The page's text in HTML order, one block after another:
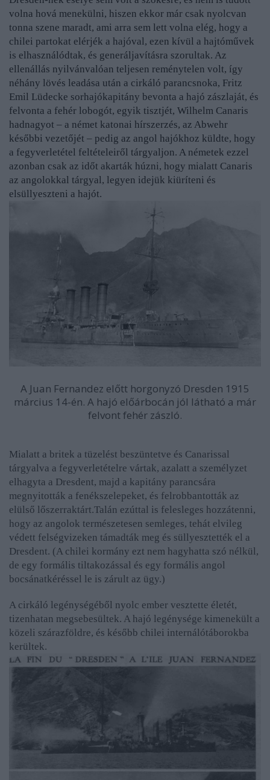
volna hová menekülni, hiszen ekkor már csak nyolcvan
tonna szene maradt, ami arra sem lett volna elég, hogy a
chilei partokat elérjék a hajóval, ezen kívül a hajtóművek
is elhasználódtak, és generáljavításra szorultak. Az
ellenállás nyilvánvalóan teljesen reménytelen volt, így
néhány lövés leadása után a cirkáló parancsnoka, Fritz
Emil Lüdecke sorhajókapitány bevonta a hajó zászlaját, és
felvonta a fehér lobogót, egyik tisztjét, Wilhelm Canaris
hadnagyot – a német katonai hírszerzés, az Abwehr
későbbi vezetőjét – pedig az angol hajókhoz küldte, hogy
a fegyverletétel feltételeiről tárgyaljon. A németek ezzel
azonban csak az időt akarták húzni, hogy mialatt Canaris
az angolokkal tárgyal, legyen idejük kiüríteni és
elsüllyeszteni a hajót.
A Juan Fernandez előtt horgonyzó Dresden 1915
március 14-én. A hajó előárbocán jól látható a már
felvont fehér zászló.
Mialatt a britek a tüzelést beszüntetve és Canarissal
tárgyalva a fegyverletételre vártak, azalatt a személyzet
elhagyta a Dresdent, majd a kapitány parancsára
megnyitották a fenékszelepeket, és felrobbantották az
elülső lőszerraktárt.Talán ezúttal is felesleges hozzátenni,
hogy az angolok természetesen semleges, tehát elvileg
védett felségvizeken támadták meg és süllyesztették el a
Dresdent. (A chilei kormány ezt nem hagyhatta szó nélkül,
de egy formális tiltakozással és egy formális angol
bocsánatkéréssel le is zárult az ügy.)
A cirkáló legénységéből nyolc ember vesztette életét,
tizenhatan megsebesültek. A hajó legénysége kimenekült a
közeli szárazföldre, és később chilei internálótáborokba
kerültek.